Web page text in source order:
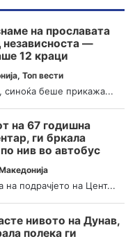
на прославата
—
12 краци
, Топ вести
синоќа беше прикажа...
на 67 годишна
ги бркала
нив во автобус
подрачјето на Цент...
нивото на Дунав,
полека ги